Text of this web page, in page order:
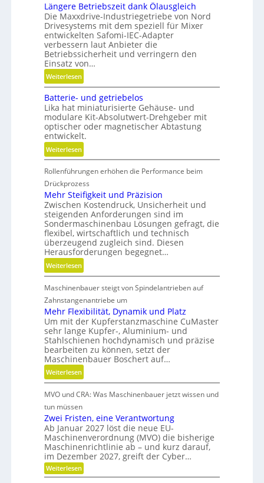
Längere Betriebszeit dank Ölausgleich
Die Maxxdrive-Industriegetriebe von Nord
Drivesystems mit dem speziell für Mixer
entwickelten Safomi-IEC-Adapter
verbessern laut Anbieter die
Betriebssicherheit und verringern den
Einsatz von…
Weiterlesen:
L
ä
n
g
e
r
e
e
t
r
e
b
s
z
e
i
t
d
a
n
k
Ö
l
a
u
l
e
i
c
h
Batterie- und getriebelos
Lika hat miniaturisierte Gehäuse- und
modulare Kit-Absolutwert-Drehgeber mit
optischer oder magnetischer Abtastung
entwickelt.
Weiterlesen:
B
a
t
t
e
r
i
e
-
u
n
e
t
r
i
e
b
e
l
o
s
Rollenführungen erhöhen die Performance beim
Drückprozess
Mehr Steifigkeit und Präzision
Zwischen Kostendruck, Unsicherheit und
steigenden Anforderungen sind im
Sondermaschinenbau Lösungen gefragt, die
flexibel, wirtschaftlich und technisch
überzeugend zugleich sind. Diesen
Herausforderungen begegnet…
Weiterlesen:
M
e
h
r
S
t
e
i
f
i
k
e
i
t
u
n
d
P
Maschinenbauer steigt von Spindelantrieben auf
Zahnstangenantriebe um
Mehr Flexibilität, Dynamik und Platz
Um mit der Kupferstanzmaschine CuMaster
sehr lange Kupfer-, Aluminium- und
Stahlschienen hochdynamisch und präzise
bearbeiten zu können, setzt der
Maschinenbauer Boschert auf…
Weiterlesen:
M
e
h
r
F
l
e
x
i
MVO und CRA: Was Maschinenbauer jetzt wissen und
tun müssen
Zwei Fristen, eine Verantwortung
Ab Januar 2027 löst die neue EU-
Maschinenverordnung (MVO) die bisherige
Maschinenrichtlinie ab – und kurz darauf,
im Dezember 2027, greift der Cyber…
Weiterlesen:
Z